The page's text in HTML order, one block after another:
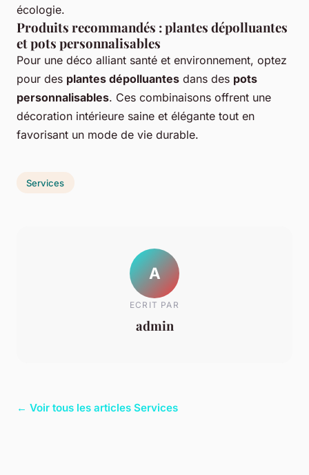
écologie.
Produits recommandés : plantes dépolluantes
et pots personnalisables
Pour une déco alliant santé et environnement, optez
pour des plantes dépolluantes dans des pots
personnalisables. Ces combinaisons offrent une
décoration intérieure saine et élégante tout en
favorisant un mode de vie durable.
Services
A
ECRIT PAR
admin
← Voir tous les articles Services